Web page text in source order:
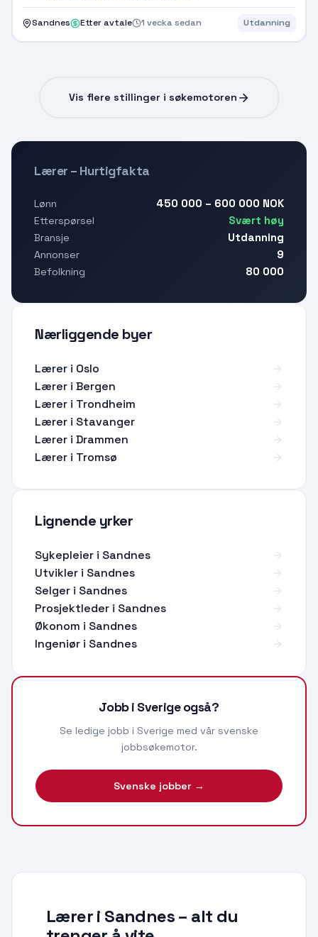
Sandnes Etter avtale 1 vecka sedan Utdanning
Vis flere stillinger i søkemotoren
Lærer – Hurtigfakta
Lønn 450 000 – 600 000 NOK
Etterspørsel Svært høy
Bransje Utdanning
Annonser 9
Befolkning 80 000
Nærliggende byer
Lærer i Oslo
Lærer i Bergen
Lærer i Trondheim
Lærer i Stavanger
Lærer i Drammen
Lærer i Tromsø
Lignende yrker
Sykepleier i Sandnes
Utvikler i Sandnes
Selger i Sandnes
Prosjektleder i Sandnes
Økonom i Sandnes
Ingeniør i Sandnes
Jobb i Sverige også?
Se ledige jobb i Sverige med vår svenske
jobbsøkemotor.
Svenske jobber →
Lærer i Sandnes– alt du